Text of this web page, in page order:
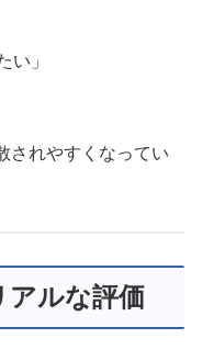
い」
されやすくなってい
アルな評価